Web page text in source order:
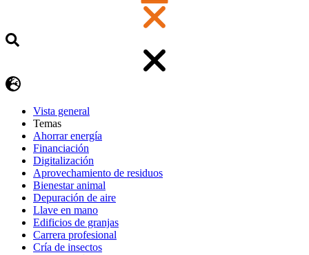
Vista general
Temas
Ahorrar energía
Financiación
Digitalización
Aprovechamiento de residuos
Bienestar animal
Depuración de aire
Llave en mano
Edificios de granjas
Carrera profesional
Cría de insectos